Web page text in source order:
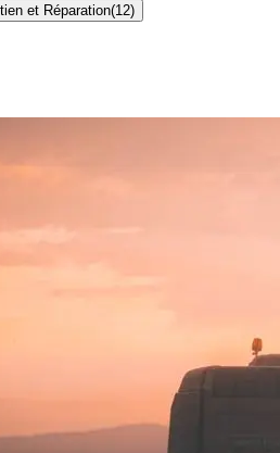
et Réparation(12)